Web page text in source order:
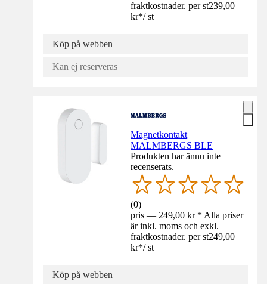
fraktkostnader. per st239,00
kr*/ st
Köp på webben
Kan ej reserveras
Magnetkontakt
MALMBERGS BLE
Produkten har ännu inte
recenserats.
(0)
pris — 249,00 kr * Alla priser
är inkl. moms och exkl.
fraktkostnader. per st249,00
kr*/ st
Köp på webben